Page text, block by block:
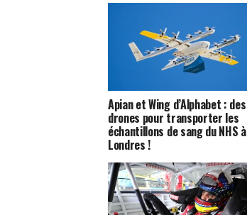
Apian et Wing d’Alphabet : des
drones pour transporter les
échantillons de sang du NHS à
Londres !